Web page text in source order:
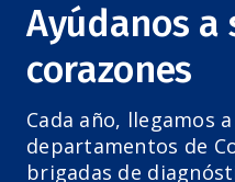
Ayúdanos a
corazones
Cada año, llegamos
departamentos de
brigadas de